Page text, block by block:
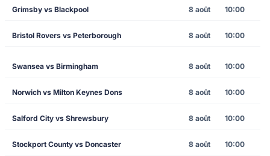
Grimsby vs Blackpool 8 août 10:00
Bristol Rovers vs Peterborough 8 août 10:00
Swansea vs Birmingham 8 août 10:00
Norwich vs Milton Keynes Dons 8 août 10:00
Salford City vs Shrewsbury 8 août 10:00
Stockport County vs Doncaster 8 août 10:00